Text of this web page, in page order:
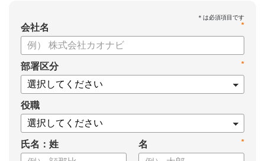
*
会社名
*
部署区分
役職
氏名：姓 *
名